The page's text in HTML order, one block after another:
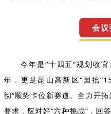
会议
今年是“十四五”规划收
年，更是昆山高新区“国批
彻“顺势卡位新赛道、全力开
要求，应对好“六种挑战”，回